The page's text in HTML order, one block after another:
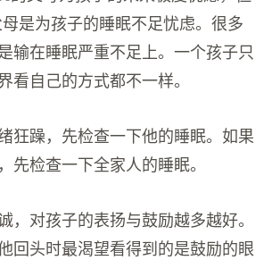
是为孩子的睡眠不足忧虑。很多
输在睡眠严重不足上。一个孩子只
看自己的方式都不一样。
狂躁，先检查一下他的睡眠。如果
先检查一下全家人的睡眠。
，对孩子的表扬与鼓励越多越好。
回头时最渴望看得到的是鼓励的眼